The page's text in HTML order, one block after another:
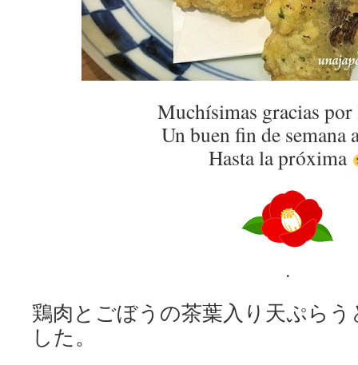
Muchísimas gracias por
Un buen fin de semana
Hasta la próxima
.
鶏肉とごぼうの茶葉入り天ぷら
した。